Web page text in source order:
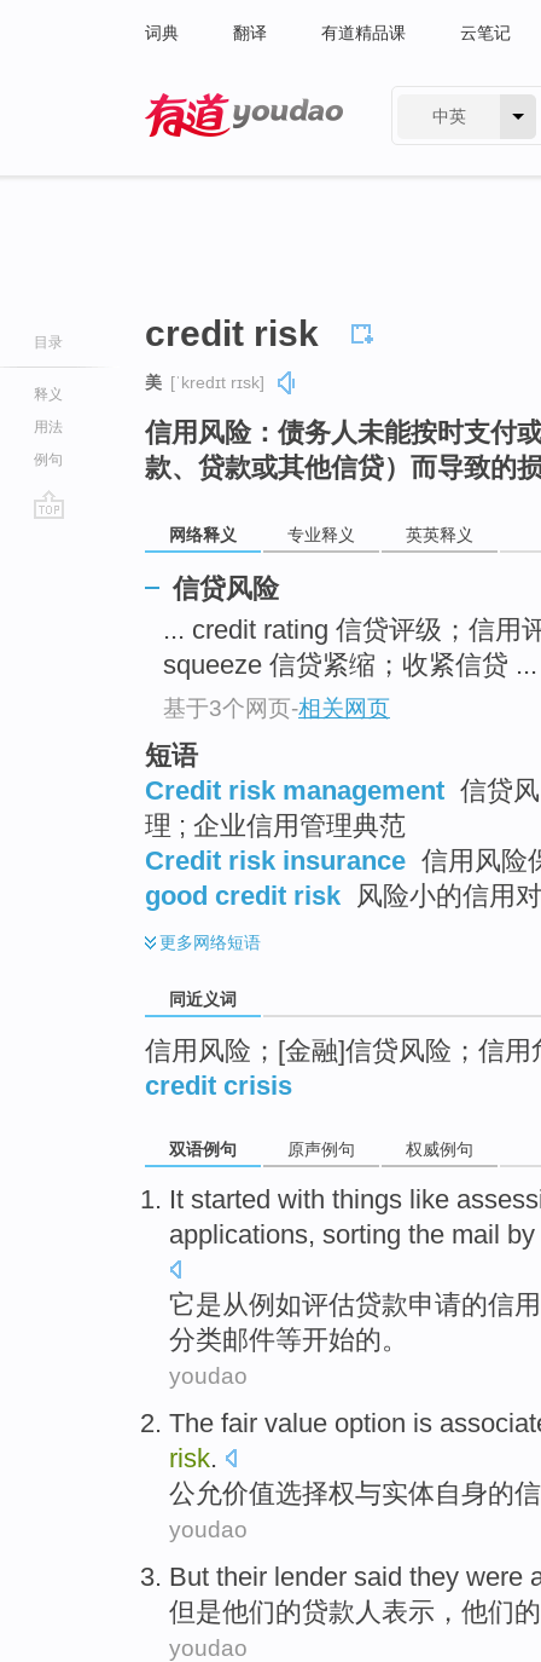
词典 翻译 有道精品课 云笔记
中英
目录
释义
用法
例句
credit risk
美 [ˈkredɪt rɪsk]
信用风险：债务人未能按时支付
款、贷款或其他信贷）而导致的
网络释义 专业释义 英英释义
信贷风险
... credit rating 信贷评级；信用
squeeze 信贷紧缩；收紧信贷 ...
基于3个网页-相关网页
短语
Credit risk management 信贷
理 ; 企业信用管理典范
Credit risk insurance 信用风险
good credit risk
风险小的信用
更多网络短语
同近义词
信用风险；[金融]信贷风险；信用
credit crisis
双语例句 原声例句 权威例句
It started with things like
applications, sorting the mail by
它是从例如评估贷款申请的信用
分类邮件等开始的。
youdao
The fair value option is
risk.
公允价值选择权与实体自身的
youdao
But their lender said they were
但是他们的贷款人 表示 ， 他们的
youdao